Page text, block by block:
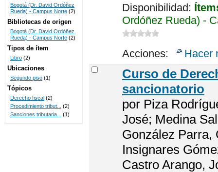
Disponibilidad:
Ordóñez Rueda) -
Acciones: Hacer
Curso de
sancionatorio
por Piza
José; Medina
González Parra,
Insignares
Castro Arango,
Bogotá (Dr. David Ordóñez
Rueda) - Campus Norte (2)
Bibliotecas de origen
Bogotá (Dr. David Ordóñez
Rueda) - Campus Norte (2)
Tipos de ítem
Libro (2)
Ubicaciones
Segundo piso (1)
Tópicos
Derecho fiscal (2)
Procedimiento tribut...
(2)
Sanciones tributaria... (1)